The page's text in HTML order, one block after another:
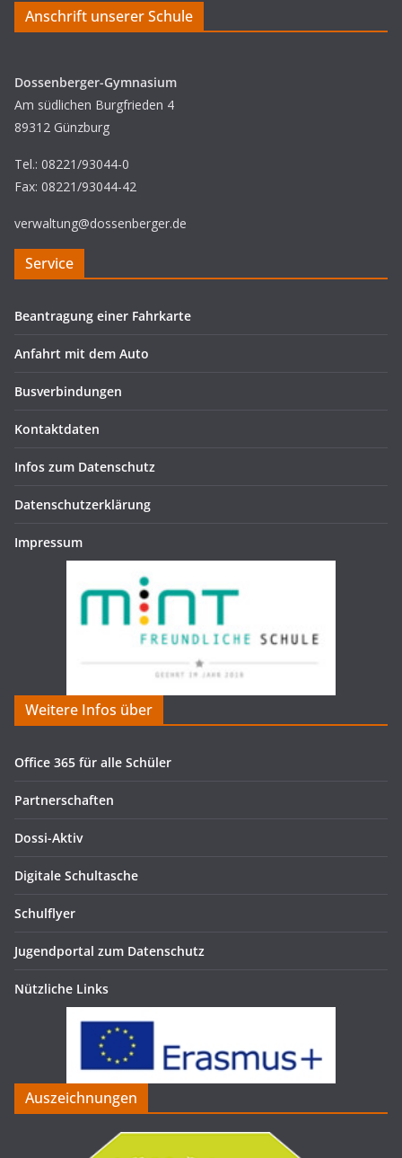
Anschrift unserer Schule
Dossenberger-Gymnasium
Am südlichen Burgfrieden 4
89312 Günzburg
Tel.: 08221/93044-0
Fax: 08221/93044-42
verwaltung@dossenberger.de
Service
Beantragung einer Fahrkarte
Anfahrt mit dem Auto
Busverbindungen
Kontaktdaten
Infos zum Datenschutz
Datenschutzerklärung
Impressum
Weitere Infos über
Office 365 für alle Schüler
Partnerschaften
Dossi-Aktiv
Digitale Schultasche
Schulflyer
Jugendportal zum Datenschutz
Nützliche Links
Auszeichnungen